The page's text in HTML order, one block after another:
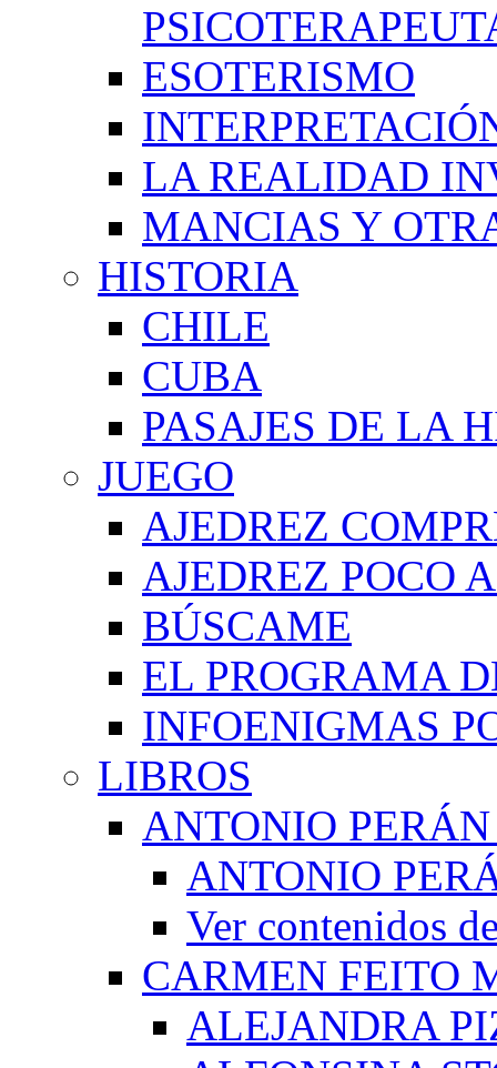
ESOTERISMO
LA REALIDAD
MANCIAS Y
HISTORIA
CHILE
CUBA
PASAJES DE LA
JUEGO
AJEDREZ
AJEDREZ POCO
BÚSCAME
EL PROGRAMA
INFOENIGMAS
LIBROS
ANTONIO
ANTONIO
Ver contenidos
CARMEN FEITO
ALEJANDRA